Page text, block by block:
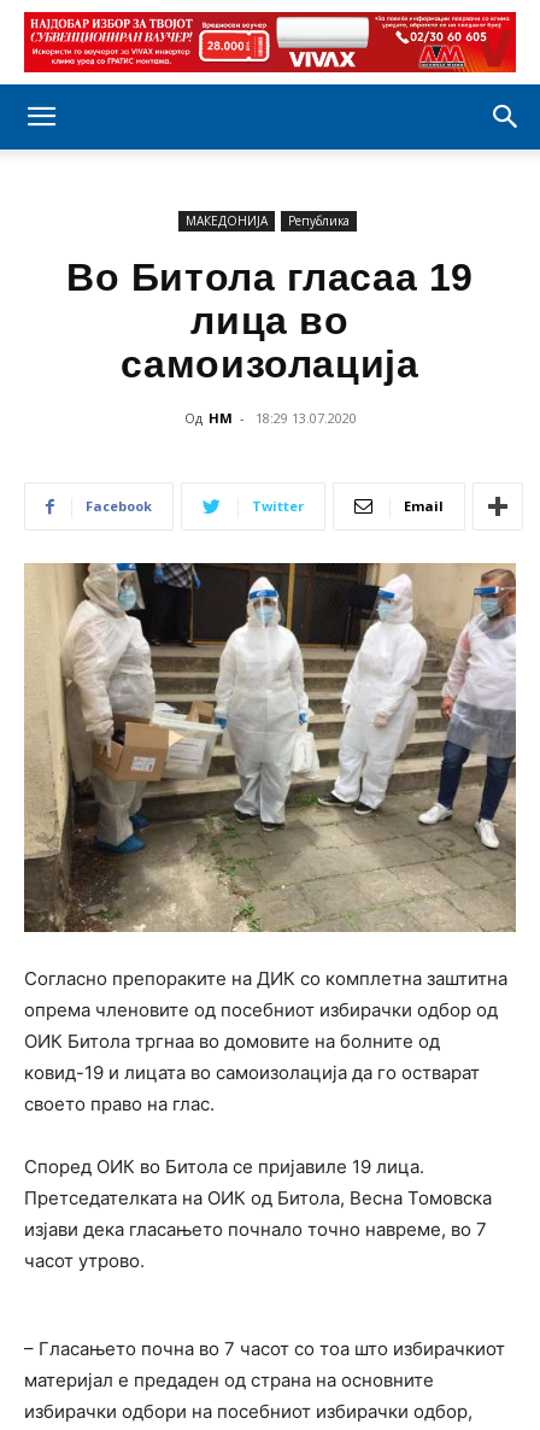
МАКЕДОНИЈА Република
Во Битола гласаа 19
лица во
самоизолација
Од НМ - 18:29 13.07.2020
Facebook Twitter Email
Согласно препораките на ДИК со комплетна заштитна
опрема членовите од посебниот избирачки одбор од
ОИК Битола тргнаа во домовите на болните од
ковид-19 и лицата во самоизолација да го остварат
своето право на глас.
Според ОИК во Битола се пријавиле 19 лица.
Претседателката на ОИК од Битола, Весна Томовска
изјави дека гласањето почнало точно навреме, во 7
часот утрово.
– Гласањето почна во 7 часот со тоа што избирачкиот
материјал е предаден од страна на основните
избирачки одбори на посебниот избирачки одбор,